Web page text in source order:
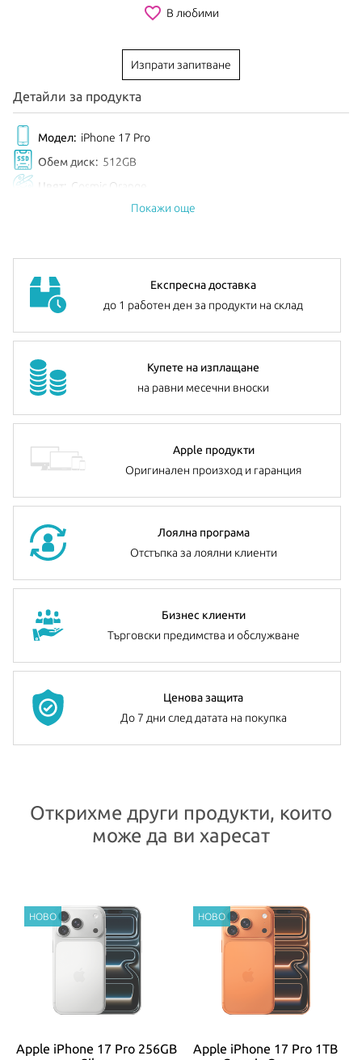
favorite_border В любими
Изпрати запитване
Детайли за продукта
Модел: iPhone 17 Pro
Обем диск: 512GB
Цвят:
Cosmic Orange
195950628043
Допълнителна информация: можете да намеритетук
Покажи още
Експресна доставка
до 1 работен ден за продукти на склад
Купете на изплащане
на равни месечни вноски
Apple продукти
Оригинален произход и гаранция
Лоялна програма
Отстъпка за лоялни клиенти
Бизнес клиенти
Търговски предимства и обслужване
Ценова защита
До 7 дни след датата на покупка
Открихме други продукти, които
може да ви харесат
Apple iPhone 17 Pro 256GB
Apple iPhone 17 Pro 1TB